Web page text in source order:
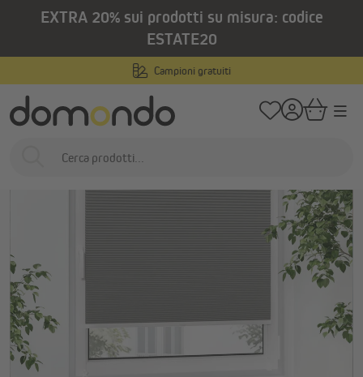
principale
EXTRA 20% sui prodotti su misura: codice
ESTATE20
Campioni gratuiti
/ Tende plissettate